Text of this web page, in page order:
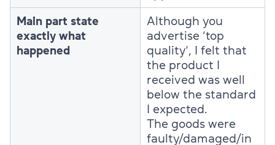
Main part state
exactly what
happened
Although you
advertise ‘top
quality’, I felt that
the product I
received was well
below the standard
I expected.
The goods were
faulty/damaged/in